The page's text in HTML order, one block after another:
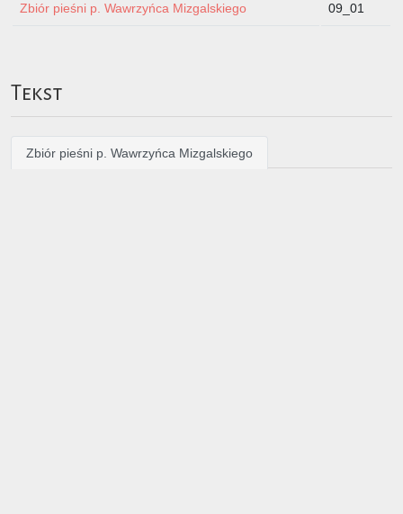
Zbiór pieśni p. Wawrzyńca Mizgalskiego 09_01
Tekst
Zbiór pieśni p. Wawrzyńca Mizgalskiego